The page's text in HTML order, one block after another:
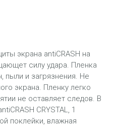
экрана antiCRASH на
силу удара. Пленка
пыли и загрязнения. Не
экрана. Пленку легко
не оставляет следов. В
CRYSTAL, 1
поклейки, влажная